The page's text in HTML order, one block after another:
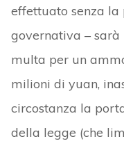
effettuato senza
governativa –
multa per un
milioni di yuan,
circostanza la
della legge (che